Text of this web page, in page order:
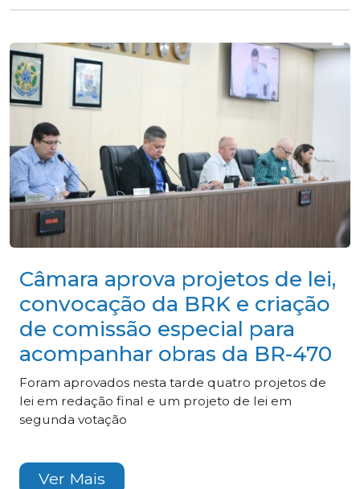
Câmara aprova projetos de lei,
convocação da BRK e criação
de comissão especial para
acompanhar obras da BR-470
Foram aprovados nesta tarde quatro projetos de
lei em redação final e um projeto de lei em
segunda votação
Ver Mais